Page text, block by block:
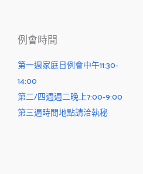
u
t
u
b
e
例會時間
第一週家庭日例會中午11:30-
14:00
第二/四週週二晚上7:00-9:00
第三週時間地點請洽執秘